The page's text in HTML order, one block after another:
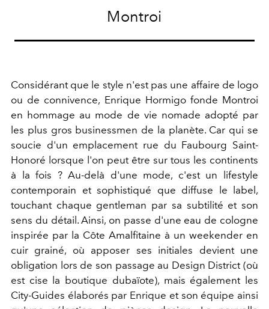
Montroi
Considérant que le style n'est pas une affaire de logo
ou de connivence, Enrique Hormigo fonde Montroi
en hommage au mode de vie nomade adopté par
les plus gros businessmen de la planète. Car qui se
soucie d'un emplacement rue du Faubourg Saint-
Honoré lorsque l'on peut être sur tous les continents
à la fois ? Au-delà d'une mode, c'est un lifestyle
contemporain et sophistiqué que diffuse le label,
touchant chaque gentleman par sa subtilité et son
sens du détail. Ainsi, on passe d'une eau de cologne
inspirée par la Côte Amalfitaine à un weekender en
cuir grainé, où apposer ses initiales devient une
obligation lors de son passage au Design District (où
est cise la boutique dubaïote), mais également les
City-Guides élaborés par Enrique et son équipe ainsi